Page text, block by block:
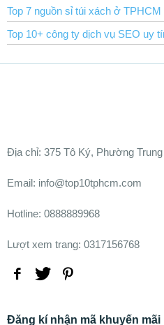
Top 7 nguồn sỉ túi xách ở TPHCM
Top 10+ công ty dịch vụ SEO uy
Ðịa chỉ: 375 Tô Ký, Phường
Email: info@top10tphcm.com
Hotline: 0888889968
Lượt xem trang: 0317156768
Đăng kí nhận mã khuyến mãi